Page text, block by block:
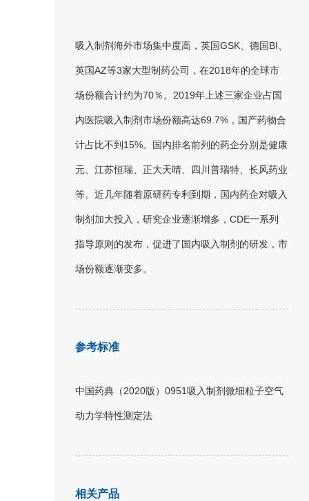
吸入制剂海外市场集中度高，英国GSK、德国BI、
英国AZ等3家大型制药公司，在2018年的全球市
场份额合计约为70％。2019年上述三家企业占国
内医院吸入制剂市场份额高达69.7%，国产药物合
计占比不到15%。国内排名前列的药企分别是健康
元、江苏恒瑞、正大天晴、四川普瑞特、长风药业
等。近几年随着原研药专利到期，国内药企对吸入
制剂加大投入，研究企业逐渐增多，CDE一系列
指导原则的发布，促进了国内吸入制剂的研发，市
场份额逐渐变多。
参考标准
中国药典（2020版）0951吸入制剂微细粒子空气
动力学特性测定法
相关产品